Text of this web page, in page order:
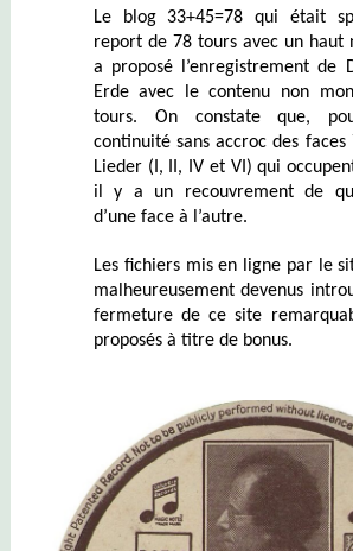
Le blog 33+45=78 qui était
report de 78 tours avec un haut
a proposé l’enregistrement de
Erde avec le contenu non
tours. On constate que,
continuité sans accroc des
Lieder (I, II, IV et VI) qui
il y a un recouvrement de
d’une face à l’autre.
Les fichiers mis en ligne par le
malheureusement devenus
fermeture de ce site
proposés à titre de bonus.